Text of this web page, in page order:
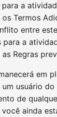
a
Termos
entre
para a
Regras
em
usuário
de
ainda